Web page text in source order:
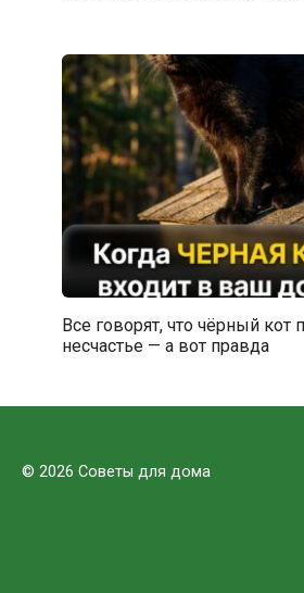
Все говорят, что чёрный кот
несчастье — а вот правда
© 2026 Советы для дома